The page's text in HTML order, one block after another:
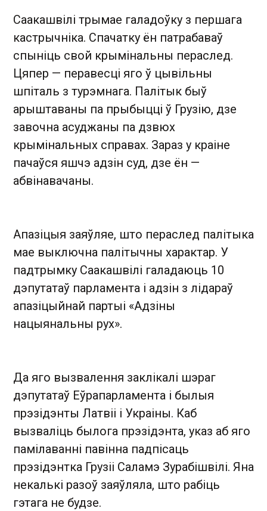
Саакашвілі трымае галадоўку з першага
кастрычніка. Спачатку ён патрабаваў
спыніць свой крымінальны пераслед.
Цяпер — перавесці яго ў цывільны
шпіталь з турэмнага. Палітык быў
арыштаваны па прыбыцці ў Грузію, дзе
завочна асуджаны па дзвюх
крымінальных справах. Зараз у краіне
пачаўся яшчэ адзін суд, дзе ён —
абвінавачаны.
Апазіцыя заяўляе, што пераслед палітыка
мае выключна палітычны характар. У
падтрымку Саакашвілі галадаюць 10
дэпутатаў парламента і адзін з лідараў
апазіцыйнай партыі «Адзіны
нацыянальны рух».
Да яго вызвалення заклікалі шэраг
дэпутатаў Еўрапарламента і былыя
прэзідэнты Латвіі і Украіны. Каб
вызваліць былога прэзідэнта, указ аб яго
памілаванні павінна падпісаць
прэзідэнтка Грузіі Саламэ Зурабішвілі. Яна
некалькі разоў заяўляла, што рабіць
гэтага не будзе.